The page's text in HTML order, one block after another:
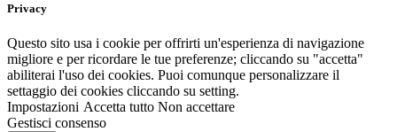
Privacy
Questo sito usa i cookie per offrirti un'esperienza di navigazione
migliore e per ricordare le tue preferenze; cliccando su "accetta"
abiliterai l'uso dei cookies. Puoi comunque personalizzare il
settaggio dei cookies cliccando su setting.
Impostazioni Accetta tutto Non accettare
Gestisci consenso